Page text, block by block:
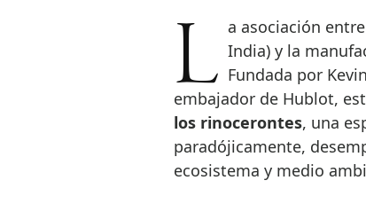
La asociación entre la organización SORAI (Save Our Rhinos Africa and India) y la
Fundada por
embajador de Hublot,
los rinocerontes, una
paradójicamente,
ecosistema y medio